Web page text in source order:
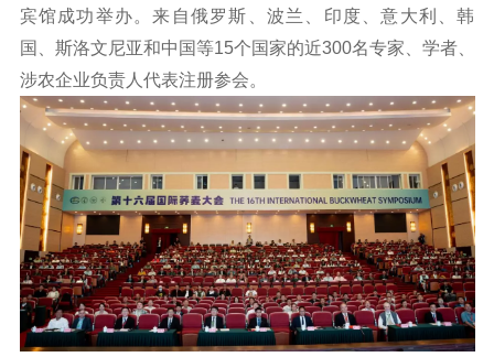
宾馆成功举办。来自俄罗斯、波兰、印度、意大利、韩
国、斯洛文尼亚和中国等15个国家的近300名专家、学者、
涉农企业负责人代表注册参会。